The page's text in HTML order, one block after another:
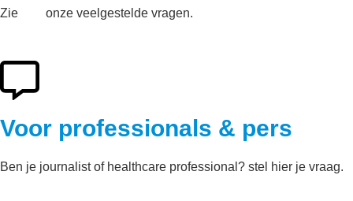
Zie onze veelgestelde vragen.
Voor professionals & pers
Ben je journalist of healthcare professional? stel hier je vraag.